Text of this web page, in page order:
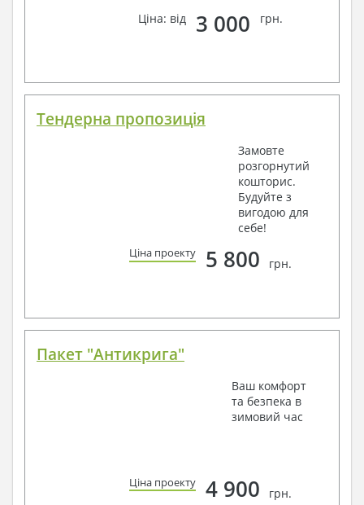
Ціна: від
3 000 грн.
Тендерна пропозиція
Замовте
розгорнутий
кошторис.
Будуйте з
вигодою для
себе!
Ціна проекту 5 800 грн.
Пакет "Антикрига"
Ваш комфорт
та безпека в
зимовий час
Ціна проекту 4 900 грн.